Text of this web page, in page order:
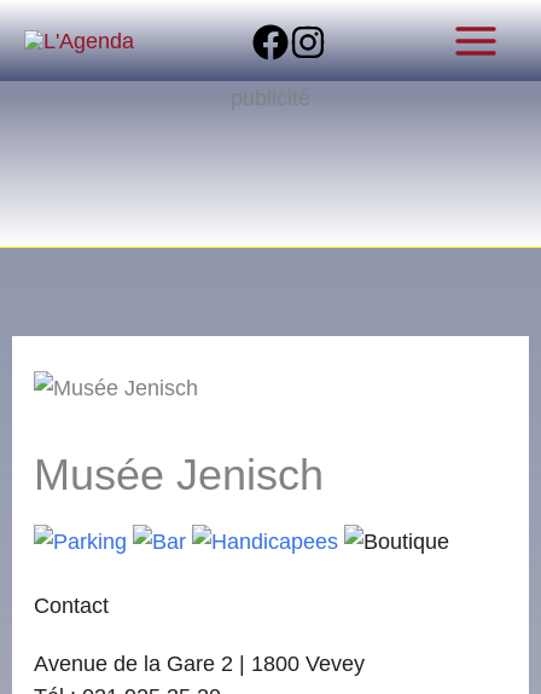
Aller
au
contenu
publicité
Musée Jenisch
Contact
Avenue de la Gare 2 | 1800 Vevey